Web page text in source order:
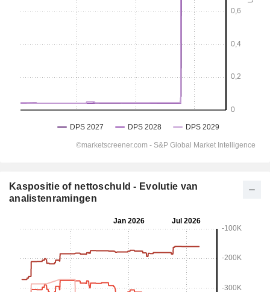
Kaspositie of nettoschuld - Evolutie van
analistenramingen